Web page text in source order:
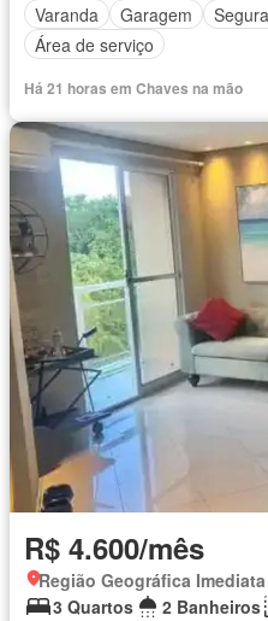
Varanda
Garagem
Área de serviço
Há 21 horas em Chaves na mão
R$ 4.600/mês
3 Quartos
2 Banheiros